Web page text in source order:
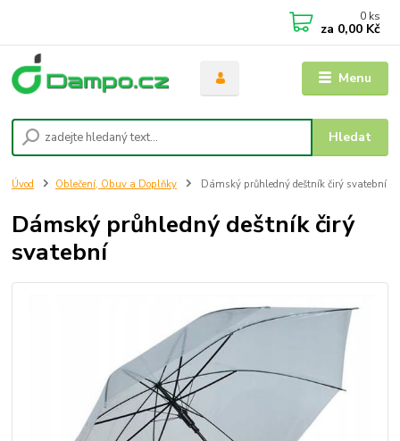
Menu
Hledat
0 ks
za 0,00 Kč
Úvod Oblečení, Obuv a Doplňky Dámský průhledný deštník čirý svatební
Dámský průhledný deštník čirý
svatební